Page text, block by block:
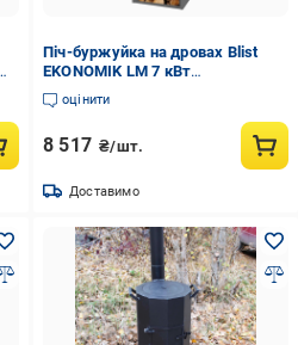
Піч-буржуйка на дровах Blist
EKONOMIK LM 7 кВт
(CNT00007623)
оцінити
8 517 ₴/шт.
Доставимо